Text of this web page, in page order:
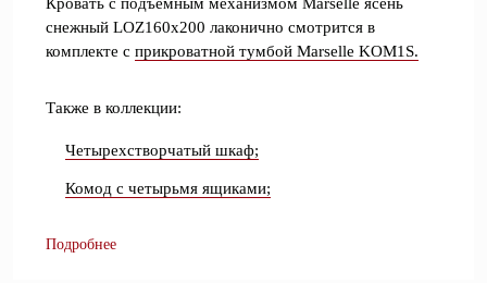
Кровать с подъемным механизмом Marselle ясень
снежный LOZ160х200 лаконично смотрится в
комплекте с прикроватной тумбой Marselle KOM1S.
Также в коллекции:
Четырехстворчатый шкаф;
Комод с четырьмя ящиками;
Подробнее